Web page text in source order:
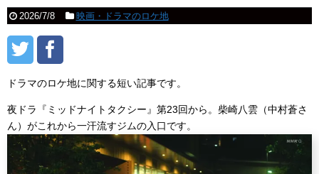
2026/7/8 映画・ドラマのロケ地
ドラマのロケ地に関する短い記事です。
夜ドラ『ミッドナイトタクシー』第23回から。柴崎八雲（中村蒼さ
ん）がこれから一汗流すジムの入口です。